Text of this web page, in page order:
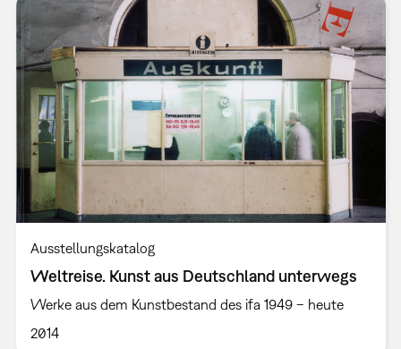
Ausstellungskatalog
Weltreise. Kunst aus Deutschland unterwegs
Werke aus dem Kunstbestand des ifa 1949 – heute
2014